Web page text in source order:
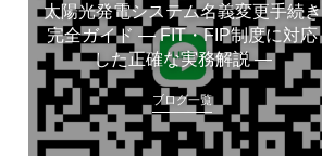
太陽光発電システム名義変更手続き
完全ガイド ― FIT・FIP制度に対応
した正確な実務解説 ―
ブログ一覧